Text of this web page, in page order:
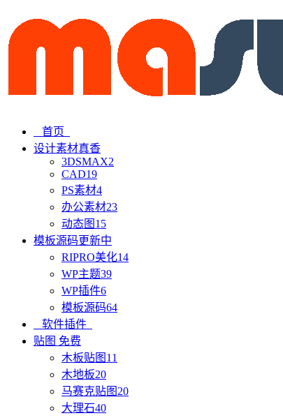
首页
设计素材真香
3DSMAX2
CAD19
PS素材4
办公素材23
动态图 15
模板源码更新中
RIPRO美化14
WP主题39
WP插件6
模板源码64
软件插件
贴图 免费
木板贴图 11
木地板20
马赛克贴图 20
大理石40